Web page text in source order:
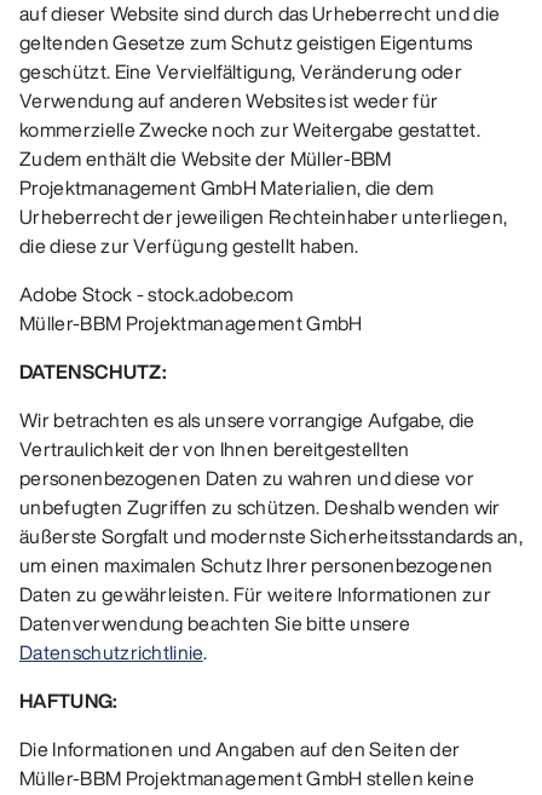
auf dieser Website sind durch das Urheberrecht und die
geltenden Gesetze zum Schutz geistigen Eigentums
geschützt. Eine Vervielfältigung, Veränderung oder
Verwendung auf anderen Websites ist weder für
kommerzielle Zwecke noch zur Weitergabe gestattet.
Zudem enthält die Website der Müller-BBM
Projektmanagement GmbH Materialien, die dem
Urheberrecht der jeweiligen Rechteinhaber unterliegen,
die diese zur Verfügung gestellt haben.
Adobe Stock - stock.adobe.com
Müller-BBM Projektmanagement GmbH
DATENSCHUTZ:
Wir betrachten es als unsere vorrangige Aufgabe, die
Vertraulichkeit der von Ihnen bereitgestellten
personenbezogenen Daten zu wahren und diese vor
unbefugten Zugriffen zu schützen. Deshalb wenden wir
äußerste Sorgfalt und modernste Sicherheitsstandards an,
um einen maximalen Schutz Ihrer personenbezogenen
Daten zu gewährleisten. Für weitere Informationen zur
Datenverwendung beachten Sie bitte unsere
Datenschutzrichtlinie.
HAFTUNG:
Die Informationen und Angaben auf den Seiten der
Müller-BBM Projektmanagement GmbH stellen keine